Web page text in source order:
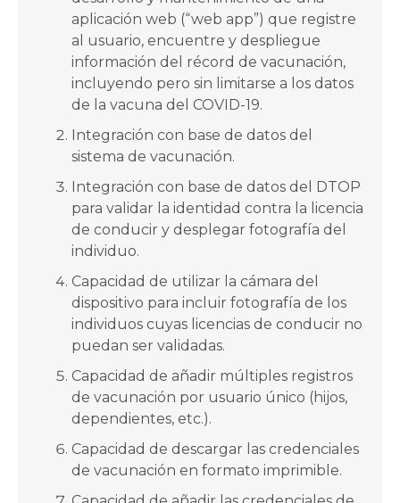
aplicación web (“web app”) que registre
al usuario, encuentre y despliegue
información del récord de vacunación,
incluyendo pero sin limitarse a los datos
de la vacuna del COVID-19.
Integración con base de datos del
sistema de vacunación.
Integración con base de datos del DTOP
para validar la identidad contra la licencia
de conducir y desplegar fotografía del
individuo.
Capacidad de utilizar la cámara del
dispositivo para incluir fotografía de los
individuos cuyas licencias de conducir no
puedan ser validadas.
Capacidad de añadir múltiples registros
de vacunación por usuario único (hijos,
dependientes, etc.).
Capacidad de descargar las credenciales
de vacunación en formato imprimible.